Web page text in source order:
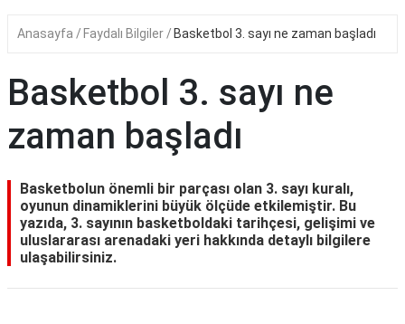
Anasayfa Faydalı Bilgiler Basketbol 3. sayı ne zaman başladı
Basketbol 3. sayı ne
zaman başladı
Basketbolun önemli bir parçası olan 3. sayı kuralı,
oyunun dinamiklerini büyük ölçüde etkilemiştir. Bu
yazıda, 3. sayının basketboldaki tarihçesi, gelişimi ve
uluslararası arenadaki yeri hakkında detaylı bilgilere
ulaşabilirsiniz.